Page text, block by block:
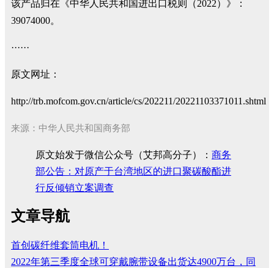
该产品归在《中华人民共和国进出口税则（2022）》：
39074000。
······
原文网址：
http://trb.mofcom.gov.cn/article/cs/202211/20221103371011.shtml
来源：中华人民共和国商务部
原文始发于微信公众号（艾邦高分子）： 商务
部公告：对原产于台湾地区的进口聚碳酸酯进
行反倾销立案调查
文章导航
首创碳纤维套筒电机！
2022年第三季度全球可穿戴腕带设备出货达4900万台，同